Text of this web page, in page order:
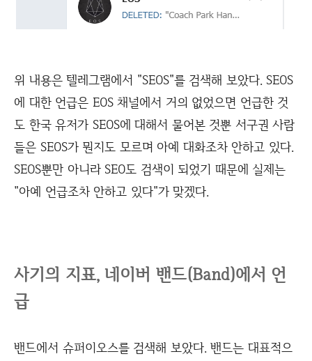
위 내용은 텔레그램에서 "SEOS"를 검색해 보았다. SEOS
에 대한 언급은 EOS 채널에서 거의 없었으면 언급한 것
도 한국 유저가 SEOS에 대해서 물어본 것뿐 서구권 사람
들은 SEOS가 뭔지도 모르며 아예 대화조차 안하고 있다.
SEOS뿐만 아니라 SEO도 검색이 되었기 때문에 실제는
"아예 언급조차 안하고 있다"가 맞겠다.
사기의 지표, 네이버 밴드(Band)에서 언
급
밴드에서 슈퍼이오스를 검색해 보았다. 밴드는 대표적으